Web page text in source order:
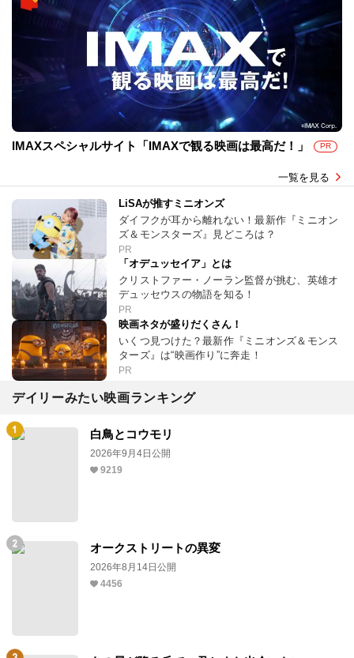
IMAXスペシャルサイト「IMAXで観る映画は最高だ！」 PR
一覧を見る
LiSAが推すミニオンズ
ダイフクが耳から離れない！最新作『ミニオン
ズ＆モンスターズ』見どころは？
PR
「オデュッセイア」とは
クリストファー・ノーラン監督が挑む、英雄オ
デュッセウスの物語を知る！
PR
映画ネタが盛りだくさん！
いくつ見つけた？最新作『ミニオンズ＆モンス
ターズ』は“映画作り”に奔走！
PR
デイリーみたい映画ランキング
白鳥とコウモリ
2026年9月4日公開
9219
オークストリートの異変
2026年8月14日公開
4456